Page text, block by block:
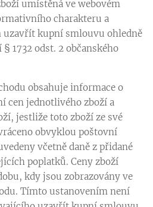
umístěná ve webovém
charakteru a
uzavřít kupní smlouvu ohledně
1732 odst. 2 občanského
obsahuje informace o
cen jednotlivého zboží a
jestliže toto zboží ze své
obvyklou poštovní
včetně daně z přidané
poplatků. Ceny zboží
kdy jsou zobrazovány ve
Tímto ustanovením není